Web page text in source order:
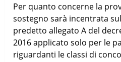
Per quanto concerne la
sostegno sarà incentrata
predetto allegato A del
2016 applicato solo per le
riguardanti le classi di